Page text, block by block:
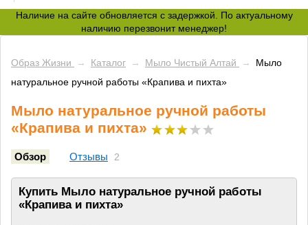
Наличие на сайте обновляется с задержкой. По актуальному
наличию перезвонит менеджер!
Образ Жизни → Каталог → Мыло Чистый Алтай →
Мыло
натуральное ручной работы «Крапива и пихта»
Мыло натуральное ручной работы
«Крапива и пихта»
Обзор Отзывы 2
Купить Мыло натуральное ручной работы
«Крапива и пихта»